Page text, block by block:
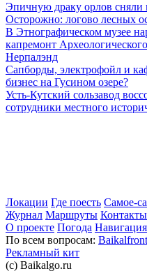
Эпичную драку орлов сняли
Осторожно: логово лесных
В Этнографическом музее
капремонт
Нерпалэнд
Сапборды, электрофойл и
бизнес на Гусином озере?
Усть-Кутский сользавод
сотрудники местного
Локации Где поесть Самое-
Журнал Маршруты Контакты
О проекте Погода Навигация
По всем вопросам:
Рекламный кит
(с) Baikalgo.ru